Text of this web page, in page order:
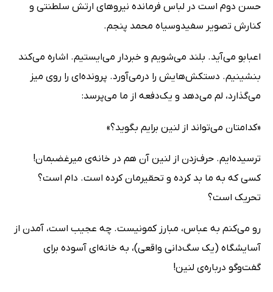
حسن دوم است در لباس فرمانده نیروهای ارتش سلطنتی و
کنارش تصویر سفید‌وسیاه محمد پنجم.
اعبابو می‌آید. بلند می‌شویم و خبردار می‌ایستیم. اشاره می‌کند
بنشینیم. دستکش‌هایش را درمی‌آورد. پرونده‌ای را روی میز
می‌گذارد، لم می‌دهد و یک‌دفعه از ما می‌پرسد:
«کدامتان می‌تواند از لنین برایم بگوید؟»
ترسیده‌ایم. حرف‌زدن از لنین آن هم در خانه‌ی میرغضبمان!
کسی که به ما بد کرده و تحقیرمان کرده است. دام است؟
تحریک است؟
رو می‌کنم به عباس، مبارز کمونیست. چه عجیب است، آمدن از
آسایشگاه (یک سگ‌دانی واقعی)، به خانه‌ای آسوده برای
گفت‌وگو درباره‌ی لنین!